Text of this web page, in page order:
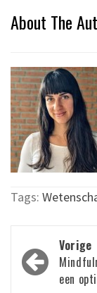
About The
Tags:
Bericht
navigatie
Vorige
een